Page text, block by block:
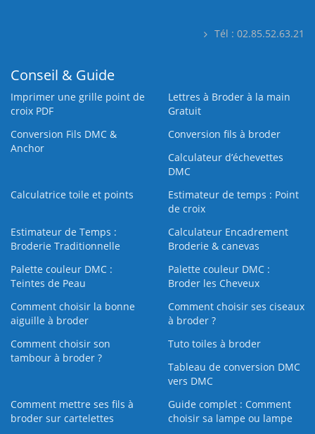
Tél : 02.85.52.63.21
Conseil & Guide
Imprimer une grille point de
croix PDF
Lettres à Broder à la main
Gratuit
Conversion Fils DMC &
Anchor
Conversion fils à broder
Calculateur d’échevettes
DMC
Calculatrice toile et points
Estimateur de temps : Point
de croix
Estimateur de Temps :
Broderie Traditionnelle
Calculateur Encadrement
Broderie & canevas
Palette couleur DMC :
Teintes de Peau
Palette couleur DMC :
Broder les Cheveux
Comment choisir la bonne
aiguille à broder
Comment choisir ses ciseaux
à broder ?
Comment choisir son
tambour à broder ?
Tuto toiles à broder
Tableau de conversion DMC
vers DMC
Comment mettre ses fils à
broder sur cartelettes
Guide complet : Comment
choisir sa lampe ou lampe